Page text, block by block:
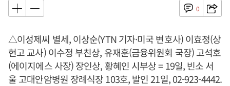
0
△이성제씨 별세, 이상순(YTN 기자·미국 변호사) 이효정(상
현고 교사) 이수정 부친상, 유재훈(금융위원회 국장) 고석호
(에이지에스 사장) 장인상, 황혜인 시부상 = 19일, 빈소 서
울 고대안암병원 장례식장 103호, 발인 21일, 02-923-4442.